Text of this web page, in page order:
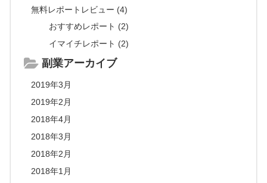
無料レポートレビュー (4)
おすすめレポート (2)
イマイチレポート (2)
副業アーカイブ
2019年3月
2019年2月
2018年4月
2018年3月
2018年2月
2018年1月